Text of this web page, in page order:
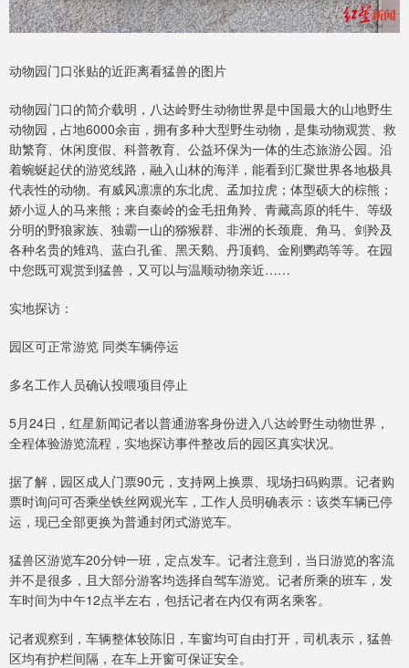
动物园门口张贴的近距离看猛兽的图片
动物园门口的简介载明，八达岭野生动物世界是中国最大的山地野生
动物园，占地6000余亩，拥有多种大型野生动物，是集动物观赏、救
助繁育、休闲度假、科普教育、公益环保为一体的生态旅游公园。沿
着蜿蜒起伏的游览线路，融入山林的海洋，能看到汇聚世界各地极具
代表性的动物。有威风凛凛的东北虎、孟加拉虎；体型硕大的棕熊；
娇小逗人的马来熊；来自秦岭的金毛扭角羚、青藏高原的牦牛、等级
分明的野狼家族、独霸一山的猕猴群、非洲的长颈鹿、角马、剑羚及
各种名贵的雉鸡、蓝白孔雀、黑天鹅、丹顶鹤、金刚鹦鹉等等。在园
中您既可观赏到猛兽，又可以与温顺动物亲近……
实地探访：
园区可正常游览 同类车辆停运
多名工作人员确认投喂项目停止
5月24日，红星新闻记者以普通游客身份进入八达岭野生动物世界，
全程体验游览流程，实地探访事件整改后的园区真实状况。
据了解，园区成人门票90元，支持网上换票、现场扫码购票。记者购
票时询问可否乘坐铁丝网观光车，工作人员明确表示：该类车辆已停
运，现已全部更换为普通封闭式游览车。
猛兽区游览车20分钟一班，定点发车。记者注意到，当日游览的客流
并不是很多，且大部分游客均选择自驾车游览。记者所乘的班车，发
车时间为中午12点半左右，包括记者在内仅有两名乘客。
记者观察到，车辆整体较陈旧，车窗均可自由打开，司机表示，猛兽
区均有护栏间隔，在车上开窗可保证安全。